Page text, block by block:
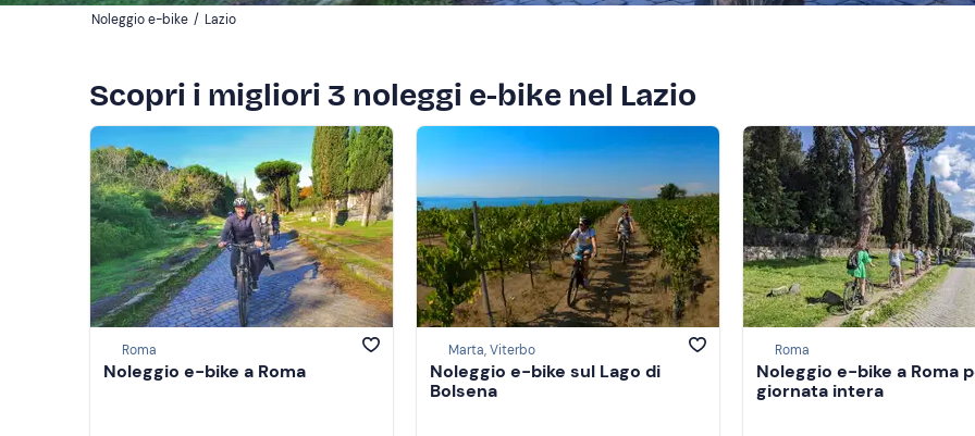
Noleggio e-bike / Lazio
Scopri i migliori 3 noleggi e-bike nel Lazio
Roma
Noleggio e-bike a Roma
Marta, Viterbo
Noleggio e-bike sul Lago di
Bolsena
Roma
Noleggio e-bike a Roma
giornata intera